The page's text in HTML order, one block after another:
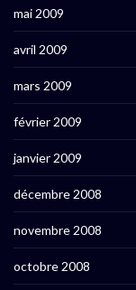
mai 2009
avril 2009
mars 2009
février 2009
janvier 2009
décembre 2008
novembre 2008
octobre 2008